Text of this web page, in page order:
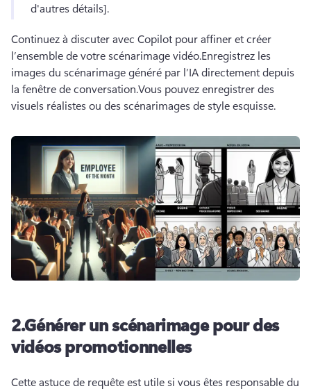
d'autres détails].
Continuez à discuter avec Copilot pour affiner et créer
l’ensemble de votre scénarimage vidéo.Enregistrez les
images du scénarimage généré par l’IA directement depuis
la fenêtre de conversation.Vous pouvez enregistrer des
visuels réalistes ou des scénarimages de style esquisse.
2.Générer un scénarimage pour des
vidéos promotionnelles
Cette astuce de requête est utile si vous êtes responsable du